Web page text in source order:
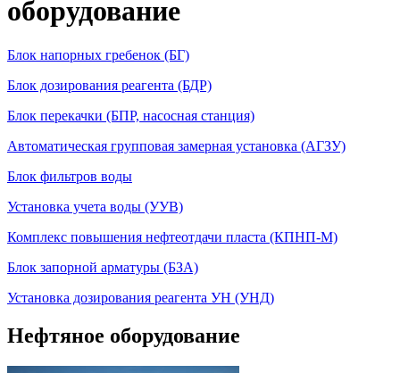
оборудование
Блок напорных гребенок (БГ)
Блок дозирования реагента (БДР)
Блок перекачки (БПР, насосная станция)
Автоматическая групповая замерная установка (АГЗУ)
Блок фильтров воды
Установка учета воды (УУВ)
Комплекс повышения нефтеотдачи пласта (КПНП-М)
Блок запорной арматуры (БЗА)
Установка дозирования реагента УН (УНД)
Нефтяное оборудование